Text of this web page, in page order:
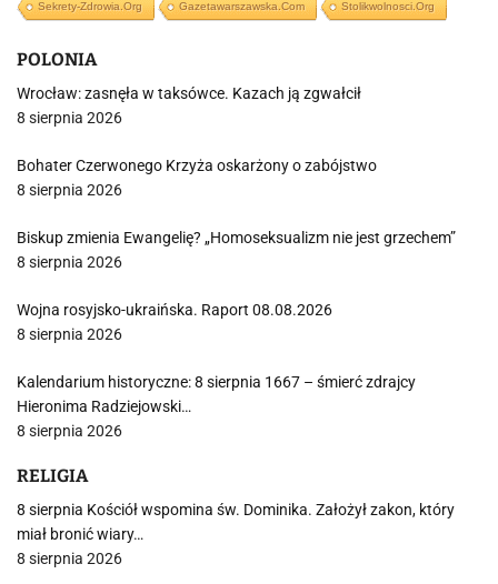
Sekrety-Zdrowia.org Gazetawarszawska.com Stolikwolnosci.org
POLONIA
Wrocław: zasnęła w taksówce. Kazach ją zgwałcił
8 sierpnia 2026
Bohater Czerwonego Krzyża oskarżony o zabójstwo
8 sierpnia 2026
Biskup zmienia Ewangelię? „Homoseksualizm nie jest grzechem”
8 sierpnia 2026
Wojna rosyjsko-ukraińska. Raport 08.08.2026
8 sierpnia 2026
Kalendarium historyczne: 8 sierpnia 1667 – śmierć zdrajcy
Hieronima Radziejowski…
8 sierpnia 2026
RELIGIA
8 sierpnia Kościół wspomina św. Dominika. Założył zakon, który
miał bronić wiary…
8 sierpnia 2026